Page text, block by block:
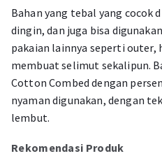
Bahan yang tebal yang cocok
dingin, dan juga bisa
pakaian lainnya seperti outer,
membuat selimut sekalipun.
Cotton Combed dengan
nyaman digunakan, dengan
lembut.
Rekomendasi Produk